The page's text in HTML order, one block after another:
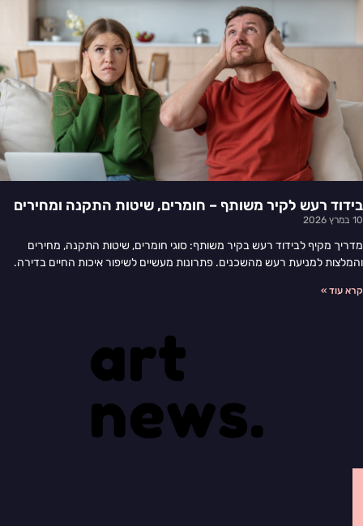
בידוד רעש לקיר משותף – חומרים, שיטות התקנה ומחירים
10 במרץ 2026
מדריך מקיף לבידוד רעש בקיר משותף: סוגי חומרים, שיטות התקנה, מחירים
והמלצות למניעת רעש מהשכנים. פתרונות מעשיים לשיפור איכות החיים בדירה.
קרא עוד »